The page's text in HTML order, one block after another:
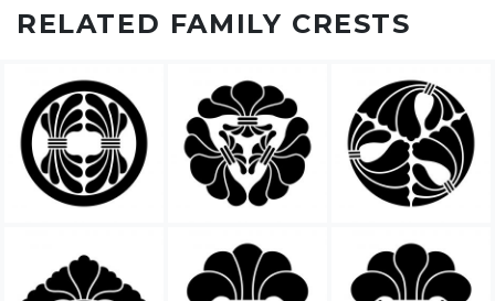
RELATED FAMILY CRESTS